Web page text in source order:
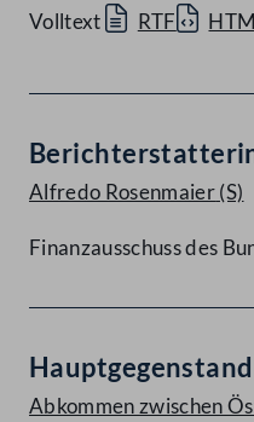
Volltext RTF
Alfredo Rosenmaier(S)
Finanzausschuss des
Abkommen zwischen